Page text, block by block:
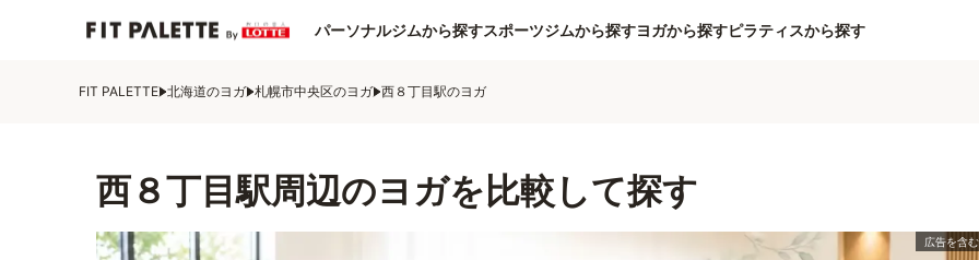
パーソナルジムから探すスポーツジムから探すヨガから探すピラティスから探す
FIT PALETTE 北海道のヨガ 札幌市中央区のヨガ 西８丁目駅のヨガ
西８丁目駅周辺のヨガを比較して探す